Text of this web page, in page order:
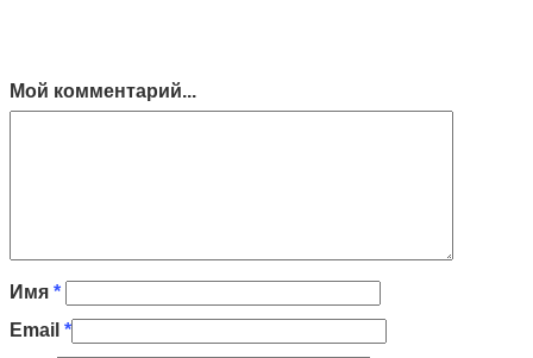
Мой комментарий...
Имя *
Email *